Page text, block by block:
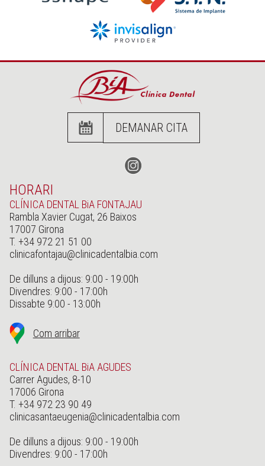
DEMANAR CITA
HORARI
CLÍNICA DENTAL BiA FONTAJAU
Rambla Xavier Cugat, 26 Baixos
17007 Girona
T. +34 972 21 51 00
clinicafontajau@clinicadentalbia.com
De dilluns a dijous: 9:00 - 19:00h
Divendres: 9:00 - 17:00h
Dissabte 9:00 - 13:00h
Com arribar
CLÍNICA DENTAL BiA AGUDES
Carrer Agudes, 8-10
17006 Girona
T. +34 972 23 90 49
clinicasantaeugenia@clinicadentalbia.com
De dilluns a dijous: 9:00 - 19:00h
Divendres: 9:00 - 17:00h